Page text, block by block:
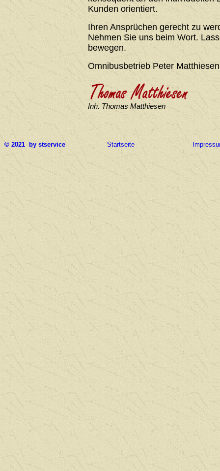
Kunden orientiert.
Ihren Ansprüchen gerecht zu
Nehmen Sie uns beim Wort.
bewegen.
Omnibusbetrieb Peter Matthiesen
Inh. Thomas Matthiesen
© 2021 by stservice Startseite